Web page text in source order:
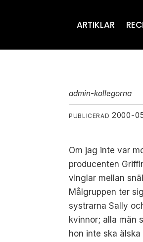
ARTIKLAR
admin-kollegorna
PUBLICERAD 2000-
Om jag inte var
producenten
vinglar mellan
Målgruppen ter
systrarna Sally
kvinnor; alla män
hon inte ska